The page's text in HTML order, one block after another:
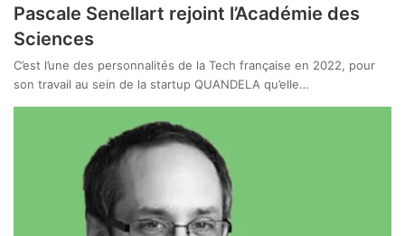
Pascale Senellart rejoint l’Académie des
Sciences
C’est l’une des personnalités de la Tech française en 2022, pour
son travail au sein de la startup QUANDELA qu’elle…